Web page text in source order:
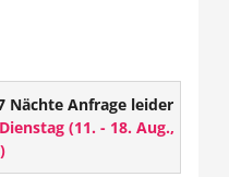
WC und Haarföhn
Nächte Anfrage leider
(11. - 18. Aug.,
)